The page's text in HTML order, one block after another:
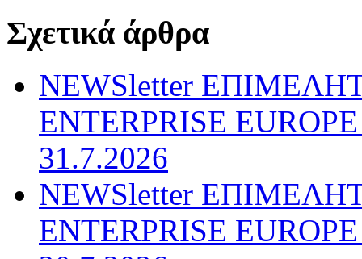
Σχετικά άρθρα
NEWSletter
ENTERPRISE
31.7.2026
NEWSletter
ENTERPRISE